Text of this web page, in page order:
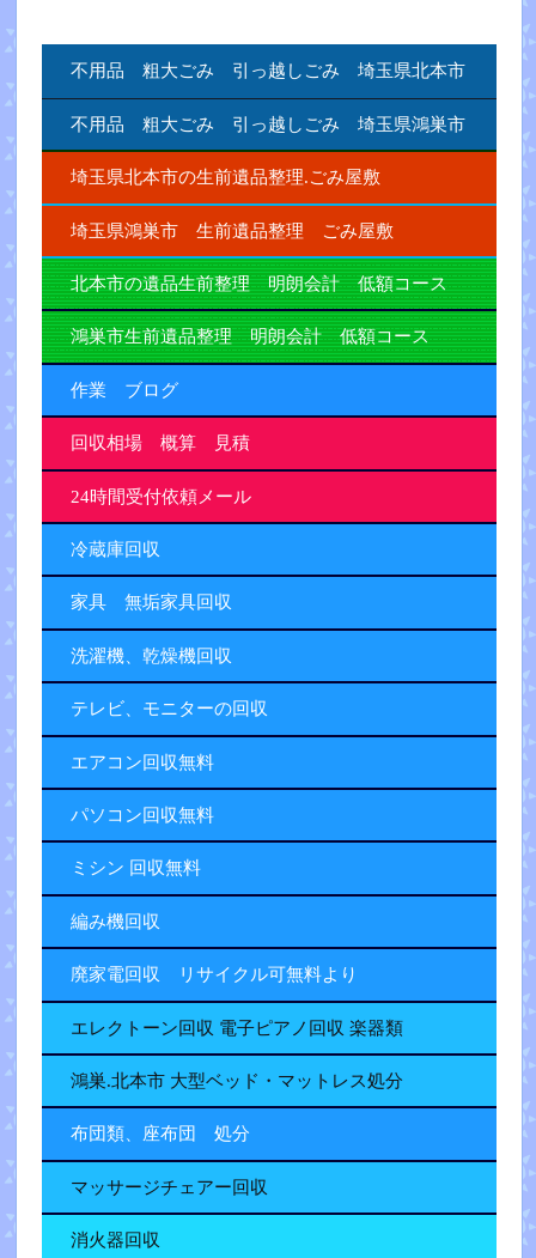
不用品 粗大ごみ 引っ越しごみ 埼玉県北本市
不用品 粗大ごみ 引っ越しごみ 埼玉県鴻巣市
埼玉県北本市の生前遺品整理.ごみ屋敷
埼玉県鴻巣市 生前遺品整理 ごみ屋敷
北本市の遺品生前整理 明朗会計 低額コース
鴻巣市生前遺品整理 明朗会計 低額コース
作業 ブログ
回収相場 概算 見積
24時間受付依頼メール
冷蔵庫回収
家具 無垢家具回収
洗濯機、乾燥機回収
テレビ、モニターの回収
エアコン回収無料
パソコン回収無料
ミシン 回収無料
編み機回収
廃家電回収 リサイクル可無料より
エレクトーン回収 電子ピアノ回収 楽器類
鴻巣.北本市 大型ベッド・マットレス処分
布団類、座布団 処分
マッサージチェアー回収
消火器回収